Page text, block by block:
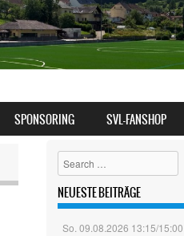
SPONSORING SVL-FANSHOP
Search
NEUESTE BEITRÄGE
So. 09.08.2026 13:15/